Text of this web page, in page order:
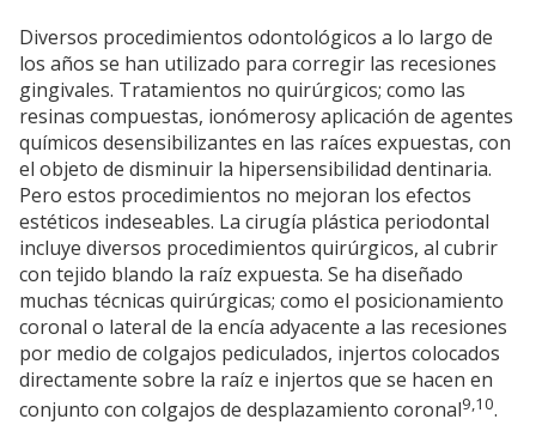
Diversos procedimientos odontológicos a lo largo de
los años se han utilizado para corregir las recesiones
gingivales. Tratamientos no quirúrgicos; como las
resinas compuestas, ionómerosy aplicación de agentes
químicos desensibilizantes en las raíces expuestas, con
el objeto de disminuir la hipersensibilidad dentinaria.
Pero estos procedimientos no mejoran los efectos
estéticos indeseables. La cirugía plástica periodontal
incluye diversos procedimientos quirúrgicos, al cubrir
con tejido blando la raíz expuesta. Se ha diseñado
muchas técnicas quirúrgicas; como el posicionamiento
coronal o lateral de la encía adyacente a las recesiones
por medio de colgajos pediculados, injertos colocados
directamente sobre la raíz e injertos que se hacen en
conjunto con colgajos de desplazamiento coronal9,10.